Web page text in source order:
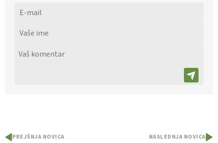
PREJŠNJA NOVICA NASLEDNJA NOVICA